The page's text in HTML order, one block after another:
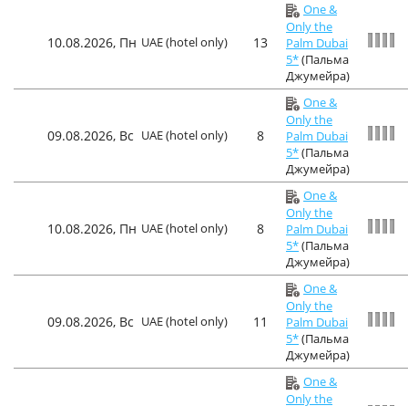
10.08.2026, Пн UAE (hotel only) 13
One &
Only the
Palm Dubai
5*(Пальма
Джумейра)
09.08.2026, Вс UAE (hotel only) 8
One &
Only the
Palm Dubai
5*(Пальма
Джумейра)
10.08.2026, Пн UAE (hotel only) 8
One &
Only the
Palm Dubai
5*(Пальма
Джумейра)
09.08.2026, Вс UAE (hotel only) 11
One &
Only the
Palm Dubai
5*(Пальма
Джумейра)
One &
Only the